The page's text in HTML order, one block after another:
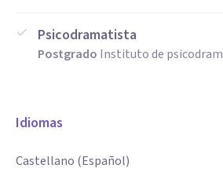
Psicodramatista
Postgrado Instituto de
Idiomas
Castellano (Español)